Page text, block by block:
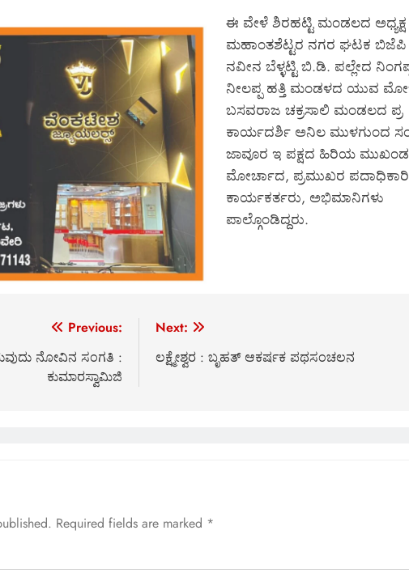
ಈ ವೇಳೆ ಶಿರಹಟ್ಟಿ ಮಂಡಲದ ಅಧ್ಯಕ್ಷ
ಮಹಾಂತಶೆಟ್ಟರ ನಗರ ಘಟಕ ಬಿಜೆಪಿ
ನವೀನ ಬೆಳ್ಳಟ್ಟಿ ಬಿ.ಡಿ. ಪಲ್ಲೇದ
ನೀಲಪ್ಪ ಹತ್ತಿ ಮಂಡಳದ ಯುವ
ಬಸವರಾಜ ಚಕ್ರಸಾಲಿ ಮಂಡಲದ ಪ್ರ
ಕಾರ್ಯದರ್ಶಿ ಅನಿಲ ಮುಳಗುಂದ
ಜಾವೂರ ಇ ಪಕ್ಷದ ಹಿರಿಯ
ಮೋರ್ಚಾದ, ಪ್ರಮುಖರ
ಕಾರ್ಯಕರ್ತರು, ಅಭಿಮಾನಿಗಳು
ಪಾಲ್ಗೊಂಡಿದ್ದರು.
Previous:
ನೋವಿನ ಸಂಗತಿ :
ಕುಮಾರಸ್ವಾಮಿಜಿ
Next:
ಲಕ್ಷ್ಮೇಶ್ವರ : ಬೃಹತ್ ಆಕರ್ಷಕ ಪಥಸಂಚಲನ
Required fields are marked *